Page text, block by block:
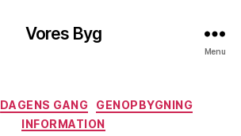
Vores Byg
Menu
Kategorier
DAGENS GANG
GENOPBYGNING
INFORMATION